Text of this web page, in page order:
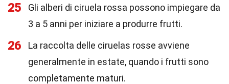
25
Gli alberi di ciruela rossa possono impiegare da
3 a 5 anni per iniziare a produrre frutti.
26
La raccolta delle ciruelas rosse avviene
generalmente in estate, quando i frutti sono
completamente maturi.